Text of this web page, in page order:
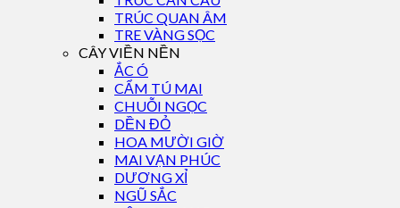
TRÚC QUAN ÂM
TRE VÀNG SỌC
CÂY VIỀN NỀN
ẮC Ó
CẨM TÚ MAI
CHUỖI NGỌC
DỀN ĐỎ
HOA MƯỜI GIỜ
MAI VẠN PHÚC
DƯƠNG XỈ
NGŨ SẮC